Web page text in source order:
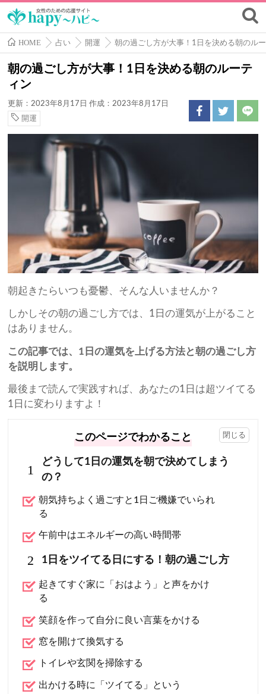
HOME 占い 開運 朝の過ごし方が大事！1日を決める朝のル
朝の過ごし方が大事！1日を決める朝のルーテ
ィン
更新：2023年8月17日 作成：2023年8月17日
開運
朝起きたらいつも憂鬱、そんな人いませんか？
しかしその朝の過ごし方では、1日の運気が上がること
はありません。
この記事では、1日の運気を上げる方法と朝の過ごし方
を説明します。
最後まで読んで実践すれば、あなたの1日は超ツイてる
1日に変わりますよ！
このページでわかること
1
どうして1日の運気を朝で決めてしまう
の？
朝気持ちよく過ごすと1日ご機嫌でいられ
る
午前中はエネルギーの高い時間帯
2 1日をツイてる日にする！朝の過ごし方
起きてすぐ家に「おはよう」と声をかけ
る
笑顔を作って自分に良い言葉をかける
窓を開けて換気する
トイレや玄関を掃除する
出かける時に「ツイてる」という